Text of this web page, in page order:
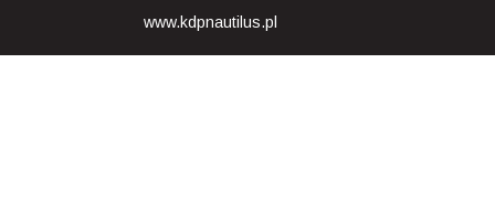
www.kdpnautilus.pl